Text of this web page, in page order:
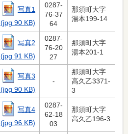
写真1
(jpg 90 KB)
0287-
76-37
64
那須町大字
湯本199-14
写真2
(jpg 91 KB)
0287-
76-20
27
那須町大字
湯本201-1
写真3
(jpg 90 KB)
-
那須町大字
高久乙3371-
3
写真4
(jpg 96 KB)
0287-
62-18
03
那須町大字
高久乙196-3